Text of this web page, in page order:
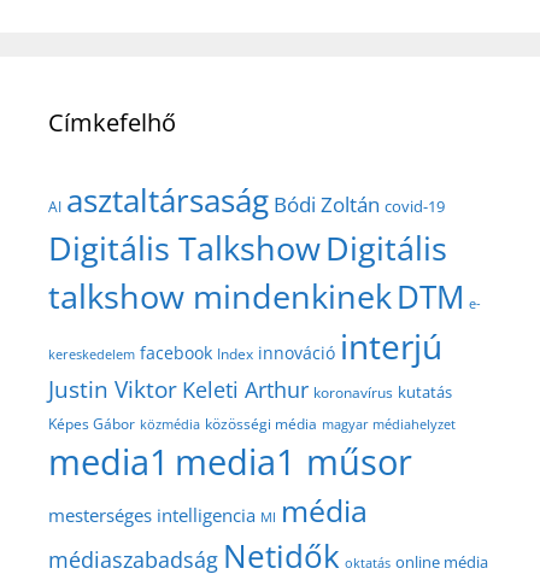
Címkefelhő
AI asztaltársaság Bódi Zoltán covid-19
Digitális TalkshowDigitális
talkshow mindenkinekDTM e-
kereskedelem facebook Index innováció interjú
Justin Viktor Keleti Arthur koronavírus kutatás
Képes Gábor közmédia közösségi média magyar médiahelyzet
media1 media1 műsor
mesterséges intelligencia MI média
médiaszabadság Netidők oktatás online média